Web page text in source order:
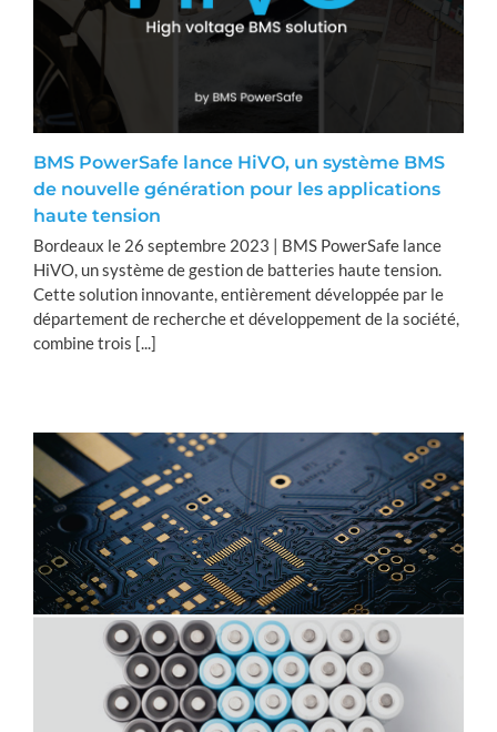
BMS PowerSafe lance HiVO, un système BMS
de nouvelle génération pour les applications
haute tension
Bordeaux le 26 septembre 2023 | BMS PowerSafe lance
HiVO, un système de gestion de batteries haute tension.
Cette solution innovante, entièrement développée par le
département de recherche et développement de la société,
combine trois [...]